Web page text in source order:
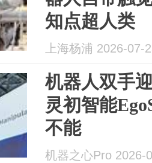
知点超人类
上海杨浦 2026-07-
机器人双手
灵初智能
不能
机器之心Pro 2026-